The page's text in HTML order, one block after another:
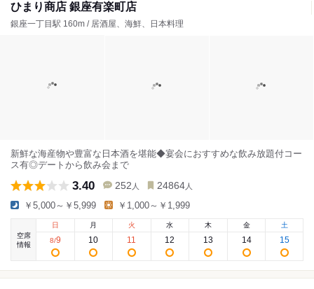
ひまり商店 銀座有楽町店
銀座一丁目駅 160m / 居酒屋、海鮮、日本料理
新鮮な海産物や豊富な日本酒を堪能◆宴会におすすめな飲み放題付コー
ス有◎デートから飲み会まで
3.40 252 人 24864 人
￥5,000～￥5,999 ￥1,000～￥1,999
空席
情報
日
8/9
月
10
火
11
水
12
木
13
金
14
土
15